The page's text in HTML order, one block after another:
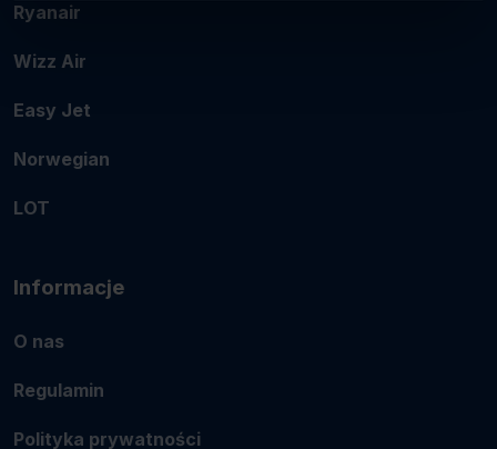
Ryanair
Wizz Air
Easy Jet
Norwegian
LOT
Informacje
O nas
Regulamin
Polityka prywatności